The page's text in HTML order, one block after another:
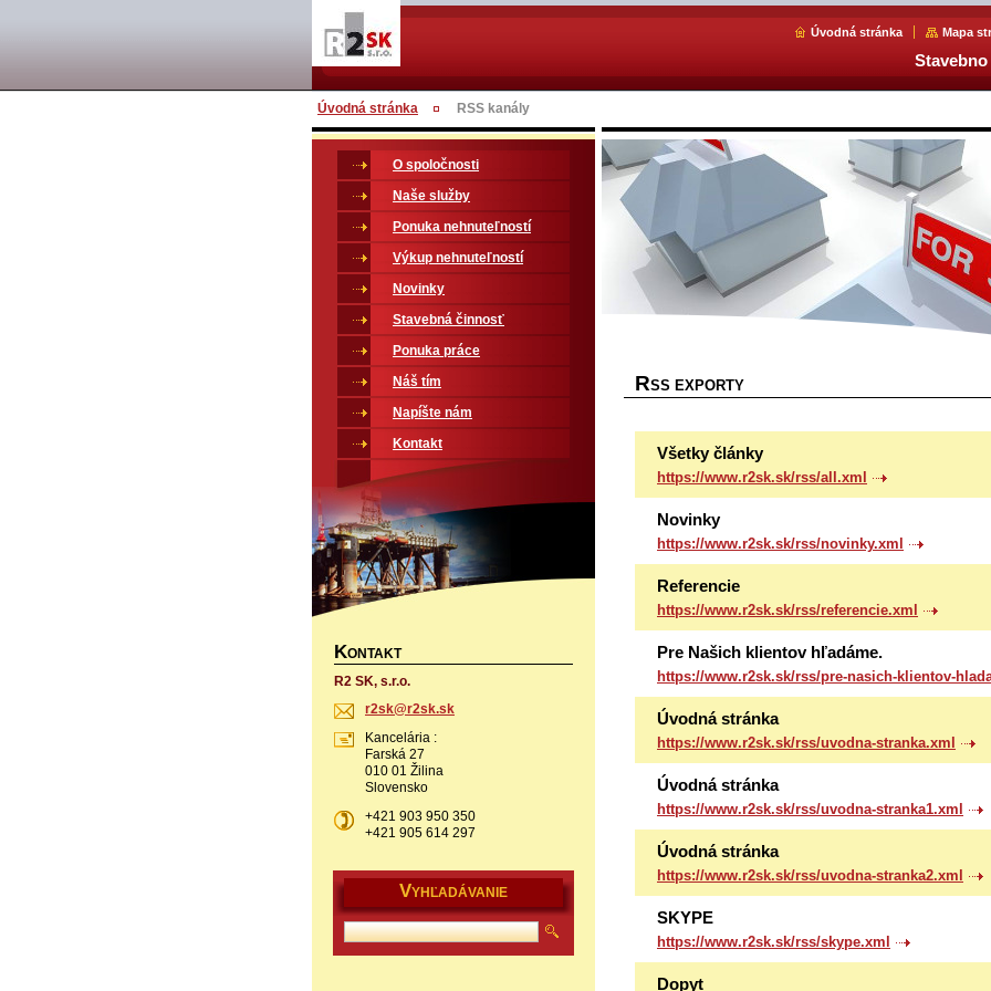
Úvodná stránka Mapa
Úvodná stránka RSS kanály
RSS EXPORTY
Všetky články
https://www.r2sk.sk/rss/all.xml
Novinky
https://www.r2sk.sk/rss/novinky.xml
Referencie
https://www.r2sk.sk/rss/referencie.xml
Pre Našich klientov hľadáme.
https://www.r2sk.sk/rss/pre-nasich-klientov-
Úvodná stránka
https://www.r2sk.sk/rss/uvodna-stranka.xml
Úvodná stránka
https://www.r2sk.sk/rss/uvodna-stranka1.xml
Úvodná stránka
https://www.r2sk.sk/rss/uvodna-stranka2.xml
SKYPE
https://www.r2sk.sk/rss/skype.xml
Dopyt
O spoločnosti
Naše služby
Ponuka nehnuteľností
Výkup nehnuteľností
Novinky
Stavebná činnosť
Ponuka práce
Náš tím
Napíšte nám
Kontakt
KONTAKT
R2 SK, s.r.o.
r2sk@r2s k.sk
Kancelária :
Farská 27
010 01 Žilina
Slovensko
+421 903 950 350
+421 905 614 297
VYHĽADÁVANIE